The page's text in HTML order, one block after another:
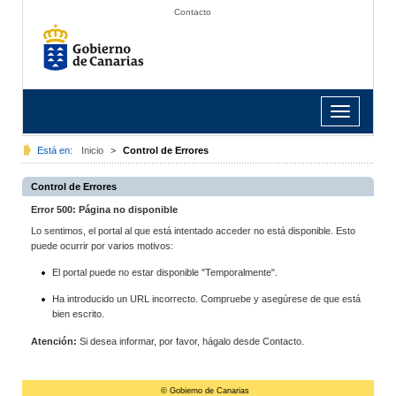
Contacto
Toggle
navigation
Está en: Inicio > Control de Errores
Control de Errores
Error 500: Página no disponible
Lo sentimos, el portal al que está intentado acceder no está disponible. Esto
puede ocurrir por varios motivos:
El portal puede no estar disponible "Temporalmente".
Ha introducido un URL incorrecto. Compruebe y asegúrese de que está
bien escrito.
Atención: Si desea informar, por favor, hágalo desde Contacto.
© Gobierno de Canarias